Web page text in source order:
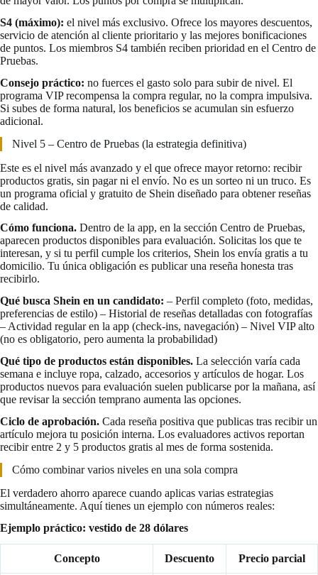
S4 (máximo): el nivel más exclusivo. Ofrece los mayores descuentos,
servicio de atención al cliente prioritario y las mejores bonificaciones
de puntos. Los miembros S4 también reciben prioridad en el Centro de
Pruebas.
Consejo práctico: no fuerces el gasto solo para subir de nivel. El
programa VIP recompensa la compra regular, no la compra impulsiva.
Si subes de forma natural, los beneficios se acumulan sin esfuerzo
adicional.
Nivel 5 – Centro de Pruebas (la estrategia definitiva)
Este es el nivel más avanzado y el que ofrece mayor retorno: recibir
productos gratis, sin pagar ni el envío. No es un sorteo ni un truco. Es
un programa oficial y gratuito de Shein diseñado para obtener reseñas
de calidad.
Cómo funciona. Dentro de la app, en la sección Centro de Pruebas,
aparecen productos disponibles para evaluación. Solicitas los que te
interesan, y si tu perfil cumple los criterios, Shein los envía gratis a tu
domicilio. Tu única obligación es publicar una reseña honesta tras
recibirlo.
Qué busca Shein en un candidato: – Perfil completo (foto, medidas,
preferencias de estilo) – Historial de reseñas detalladas con fotografías
– Actividad regular en la app (check-ins, navegación) – Nivel VIP alto
(no es obligatorio, pero aumenta la probabilidad)
Qué tipo de productos están disponibles. La selección varía cada
semana e incluye ropa, calzado, accesorios y artículos de hogar. Los
productos nuevos para evaluación suelen publicarse por la mañana, así
que revisar la sección temprano aumenta las opciones.
Ciclo de aprobación. Cada reseña positiva que publicas tras recibir un
artículo mejora tu posición interna. Los evaluadores activos reportan
recibir entre 2 y 5 productos gratis al mes de forma sostenida.
Cómo combinar varios niveles en una sola compra
El verdadero ahorro aparece cuando aplicas varias estrategias
simultáneamente. Aquí tienes un ejemplo con números reales:
Ejemplo práctico: vestido de 28 dólares
Concepto Descuento Precio parcial